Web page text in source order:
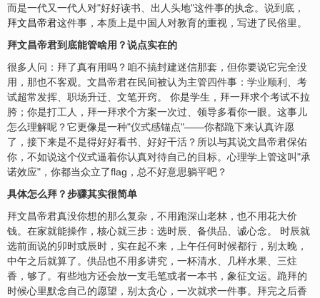
而是一代又一代人对"好好读书、出人头地"这件事的执念。说到底，
拜文昌帝君这件事，本质上是中国人对教育的重视，写进了民俗里。
拜文昌帝君到底能管啥用？说点实在的
很多人问：拜了真有用吗？咱不搞封建迷信那套，但你要说它完全没
用，那也不客观。文昌帝君在民间被认为主管四件事： 学业顺利 、考
试超常发挥、 职场升迁、文笔开窍。 你是学生，拜一拜求个考试不拉
胯；你是打工人，拜一拜求个方案一次过、领导多看你一眼。这事儿
怎么理解呢？它更像是一种"仪式感锚点"——你都跪下来认真许愿
了，接下来是不是得好好看书、好好干活？所以与其说文昌帝君保佑
你，不如说这个仪式逼着你认真对待自己的目标。心理学上管这叫"承
诺效应"，你都当众立了flag，总不好意思躺平吧？
具体怎么拜？步骤其实很简单
拜文昌帝君真没你想的那么复杂，不用跑深山老林，也不用花大价
钱。在家就能操作，核心就三步：选时辰、备供品、诚心念。 时辰就
选前面说的卯时或辰时，实在起不来，上午任何时候都行，别太晚，
中午之后就算了。供品也不用多讲究，一杯清水、几样水果、三炷
香，够了。有些地方还会放一支毛笔或者一本书，象征文运。跪拜的
时候心里默念自己的愿望，别太贪心，一次就求一件事。拜完之后香